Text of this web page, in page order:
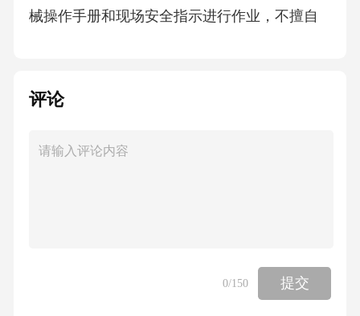
械操作手册和现场安全指示进行作业，不擅自
堆放，避免因环境因素导致操作失误或机械故
如未经定期维护和检查，可能会发生故障，导
面、恶劣天气等，也是安全隐患之一。环境因
素长期使用未及时更换的老旧设备，其性能下
评论
0/150 提交